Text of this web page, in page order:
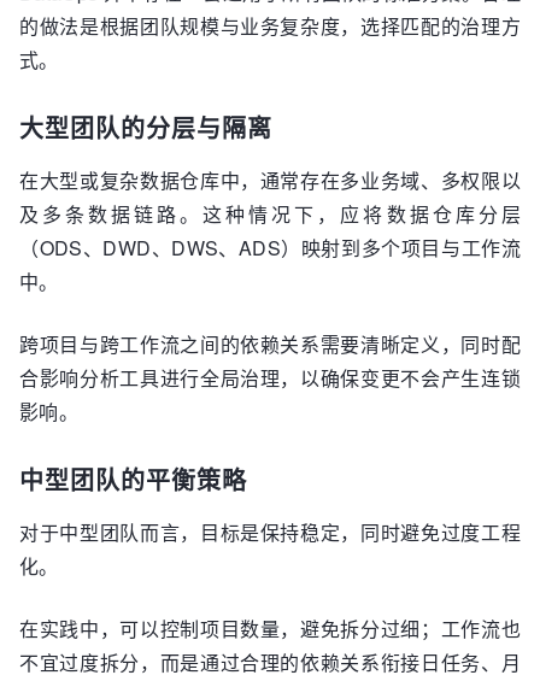
的做法是根据团队规模与业务复杂度，选择匹配的治理方
式。
大型团队的分层与隔离
在大型或复杂数据仓库中，通常存在多业务域、多权限以
及多条数据链路。这种情况下，应将数据仓库分层
（ODS、DWD、DWS、ADS）映射到多个项目与工作流
中。
跨项目与跨工作流之间的依赖关系需要清晰定义，同时配
合影响分析工具进行全局治理，以确保变更不会产生连锁
影响。
中型团队的平衡策略
对于中型团队而言，目标是保持稳定，同时避免过度工程
化。
在实践中，可以控制项目数量，避免拆分过细；工作流也
不宜过度拆分，而是通过合理的依赖关系衔接日任务、月